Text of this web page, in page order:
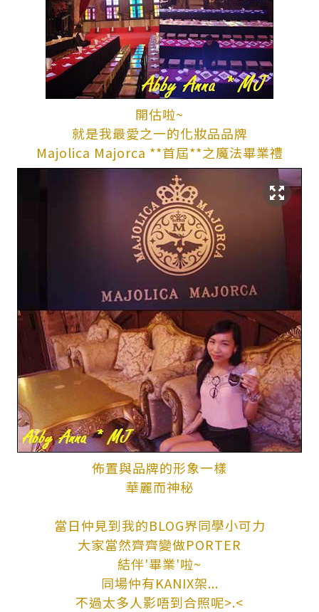
開估啦~
就是我最愛之一的化妝品品牌
Majolica Majorca **首屆**之魔法畢業禮
佈置與品牌的形象一樣
華麗而神秘
當日仲見到我的BLOG界同學小可力
大家當然齊齊變做PORTER
結伴'畢業'啦~
同場仲有KANIX架...
不過太多人影唔到合照呢>.<